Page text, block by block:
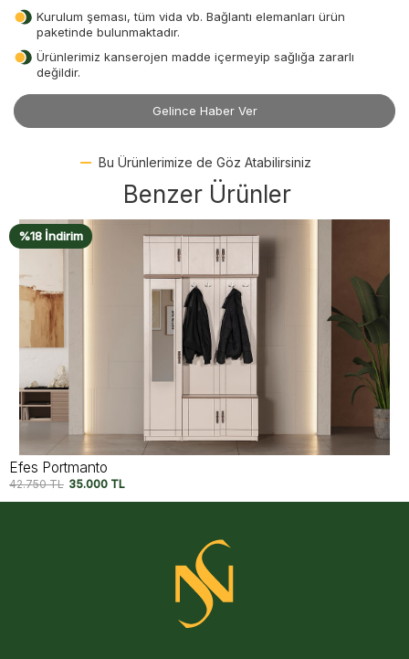
Kurulum şeması, tüm vida vb. Bağlantı elemanları ürün
paketinde bulunmaktadır.
Ürünlerimiz kanserojen madde içermeyip sağlığa zararlı
değildir.
Gelince Haber Ver
Bu Ürünlerimize de Göz Atabilirsiniz
Benzer Ürünler
%18 İndirim
Efes Portmanto
42.750TL 35.000 TL